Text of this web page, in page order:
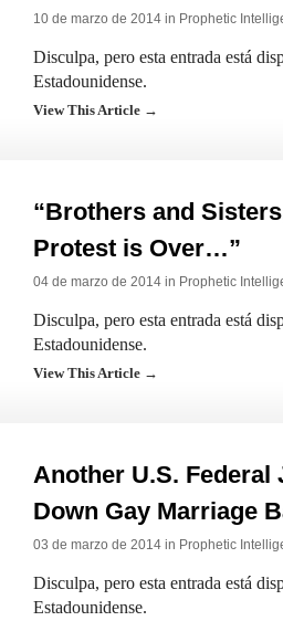
10 de marzo de 2014 in Prophetic
Disculpa, pero esta entrada está
Estadounidense.
View This Article →
“Brothers and
Protest is Over…”
04 de marzo de 2014 in Prophetic
Disculpa, pero esta entrada está
Estadounidense.
View This Article →
Another U.S. Federal
Down Gay Marriage
03 de marzo de 2014 in Prophetic
Disculpa, pero esta entrada está
Estadounidense.